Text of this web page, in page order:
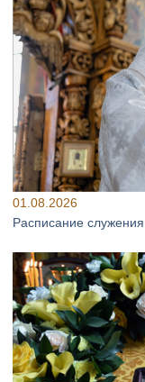
01.08.2026
Расписание